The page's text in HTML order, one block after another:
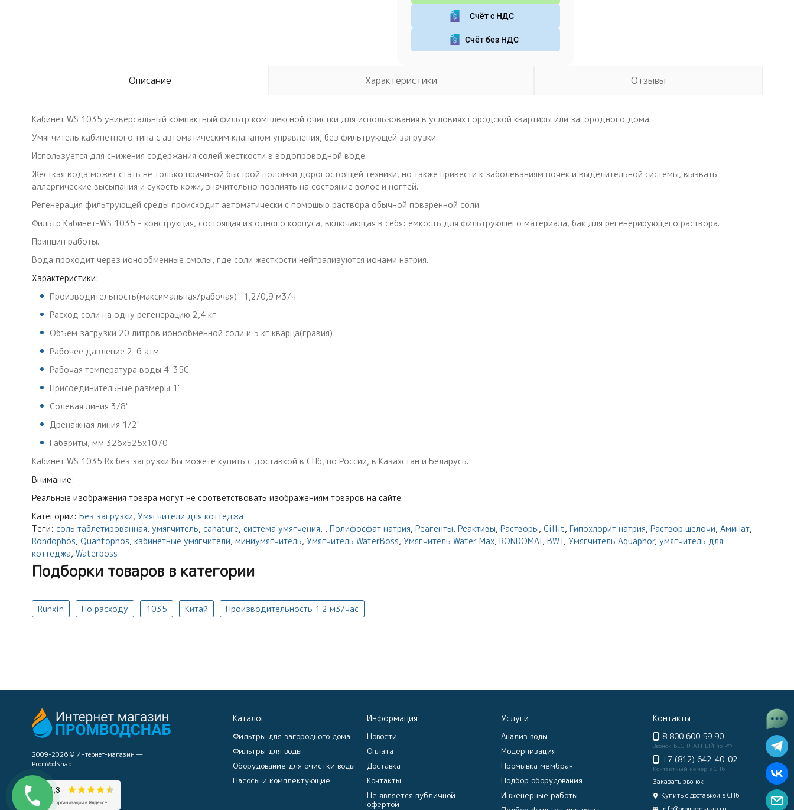
Счёт с НДС
Счёт без НДС
Описание Характеристики Отзывы
Кабинет WS 1035 универсальный компактный фильтр комплексной очистки для использования в условиях городской квартиры или загородного дома.
Умягчитель кабинетного типа с автоматическим клапаном управления, без фильтрующей загрузки.
Используется для снижения содержания солей жесткости в водопроводной воде.
Жесткая вода может стать не только причиной быстрой поломки дорогостоящей техники, но также привести к заболеваниям почек и выделительной системы, вызвать
аллергические высыпания и сухость кожи, значительно повлиять на состояние волос и ногтей.
Регенерация фильтрующей среды происходит автоматически с помощью раствора обычной поваренной соли.
Фильтр Кабинет-WS 1035 - конструкция, состоящая из одного корпуса, включающая в себя: емкость для фильтрующего материала, бак для регенерирующего раствора.
Принцип работы.
Вода проходит через ионообменные смолы, где соли жесткости нейтрализуются ионами натрия.
Характеристики:
Производительность(максимальная/рабочая)- 1,2/0,9 м3/ч
Расход соли на одну регенерацию 2,4 кг
Объем загрузки 20 литров ионообменной соли и 5 кг кварца(гравия)
Рабочее давление 2-6 атм.
Рабочая температура воды 4-35С
Присоединительные размеры 1"
Солевая линия 3/8"
Дренажная линия 1/2"
Габариты, мм 326х525х1070
Кабинет WS 1035 Rx без загрузки Вы можете купить с доставкой в СПб, по России, в Казахстан и Беларусь.
Внимание:
Реальные изображения товара могут не соответствовать изображениям товаров на сайте.
Категории: Без загрузки, Умягчители для коттеджа
Теги: соль таблетированная, умягчитель, canature, система умягчения, , Полифосфат натрия, Реагенты, Реактивы, Растворы, Cillit, Гипохлорит натрия, Раствор щелочи, Аминат,
Rondophos, Quantophos, кабинетные умягчители, миниумягчитель, Умягчитель WaterBoss, Умягчитель Water Max, RONDOMAT, BWT, Умягчитель Aquaphor, умягчитель для
коттеджа, Waterboss
Подборки товаров в категории
Runxin По расходу 1035 Китай Производительность 1.2 м3/час
2009-2026 © Интернет-магазин —
PromVodSnab
Каталог
Фильтры для загородного дома
Фильтры для воды
Оборудование для очистки воды
Насосы и комплектующие
Информация
Новости
Оплата
Доставка
Контакты
Не является публичной
офертой
Услуги
Анализ воды
Модернизация
Промывка мембран
Подбор оборудования
Инженерные работы
Контакты
8 800 600 59 90
Звонок БЕСПЛАТНЫЙ по РФ
+7 (812) 642-40-02
Контактный номер в СПб
Заказать звонок
Купить с доставкой в СПб